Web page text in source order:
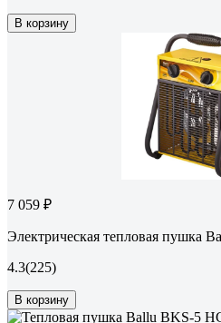
В корзину
7 059 ₽
Электрическая тепловая пушка
4.3(225)
В корзину